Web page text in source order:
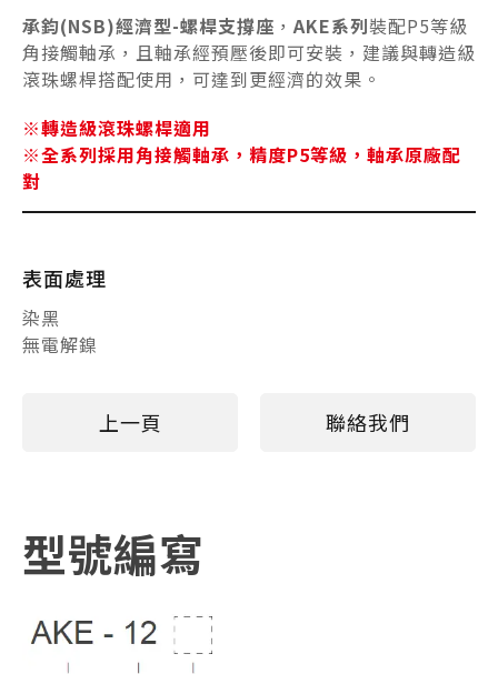
承鈞(NSB)經濟型-螺桿支撐座 ，AKE系列裝配P5等級
角接觸軸承，且軸承經預壓後即可安裝，建議與轉造級
滾珠螺桿搭配使用，可達到更經濟的效果。
※轉造級滾珠螺桿適用
※全系列採用角接觸軸承，精度P5等級，軸承原廠配
對
表面處理
染黑
無電解鎳
上一頁 聯絡我們
型號編寫